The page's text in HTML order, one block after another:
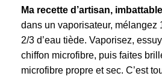
Ma recette d’artisan,
dans un vaporisateur, mélangez
2/3 d’eau tiède. Vaporisez,
chiffon microfibre, puis faites
microfibre propre et sec. C’est